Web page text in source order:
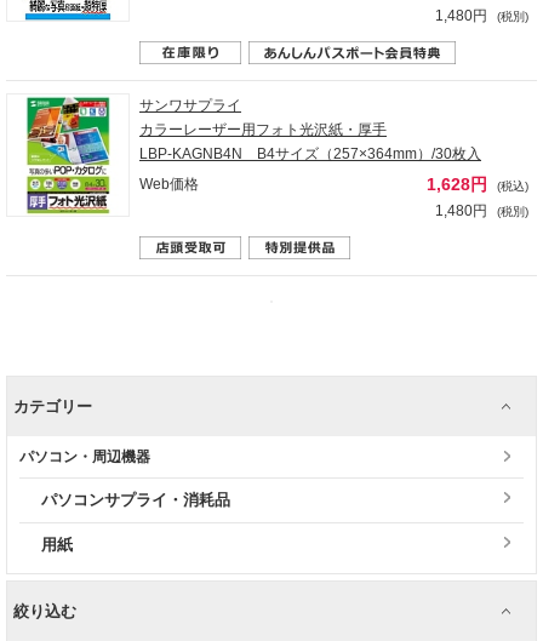
1,480円 (税別)
サンワサプライ
カラーレーザー用フォト光沢紙・厚手
LBP-KAGNB4N B4サイズ（257×364mm）/30枚入
Web価格
1,628円 (税込)
1,480円 (税別)
カテゴリー
パソコン・周辺機器
パソコンサプライ・消耗品
用紙
絞り込む